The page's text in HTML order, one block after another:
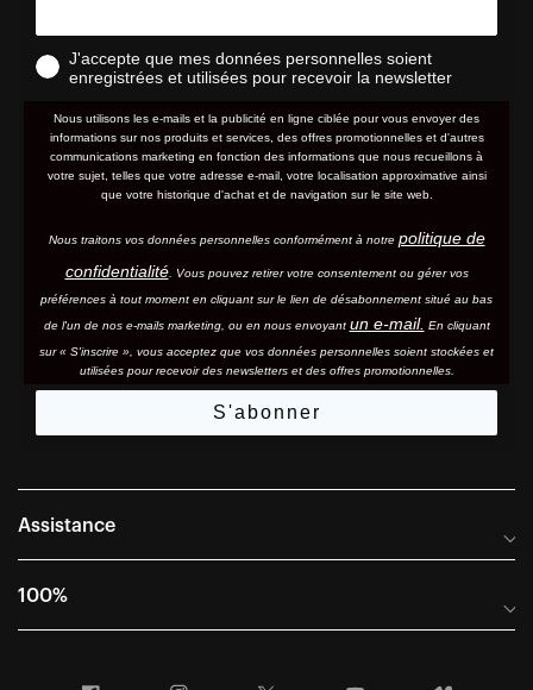
J'accepte que mes données personnelles soient
enregistrées et utilisées pour recevoir la newsletter
Nous utilisons les e-mails et la publicité en ligne ciblée pour vous envoyer des
informations sur nos produits et services, des offres promotionnelles et d'autres
communications marketing en fonction des informations que nous recueillons à
votre sujet, telles que votre adresse e-mail, votre localisation approximative ainsi
que votre historique d'achat et de navigation sur le site web.
Nous traitons vos données personnelles conformément à notre politique de
confidentialité. Vous pouvez retirer votre consentement ou gérer vos
préférences à tout moment en cliquant sur le lien de désabonnement situé au bas
de l'un de nos e-mails marketing, ou en nous envoyant un e-mail. En cliquant
sur « S'inscrire », vous acceptez que vos données personnelles soient stockées et
utilisées pour recevoir des newsletters et des offres promotionnelles.
S'abonner
Assistance
Foire aux questions
100%
Facebook Instagram YouTube